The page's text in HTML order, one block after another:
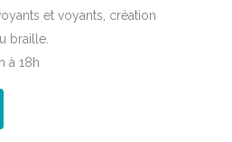
et voyants, création
braille.
à 18h